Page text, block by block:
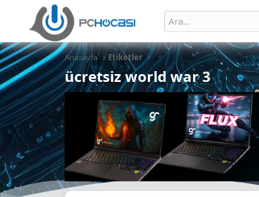
Anasayfa Etiketler
ücretsiz world war 3